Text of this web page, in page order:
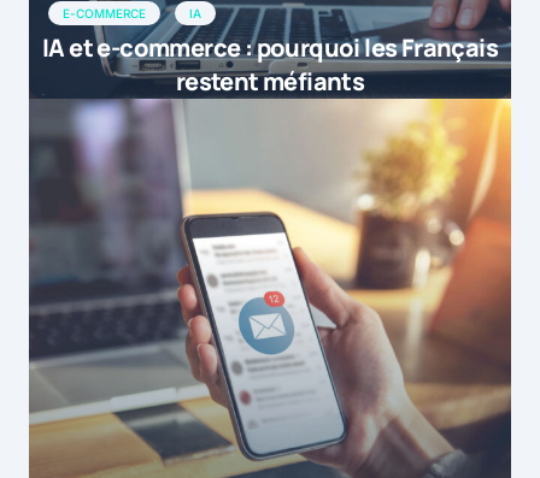
E-COMMERCE IA
IA et e-commerce : pourquoi les Français
restent méfiants